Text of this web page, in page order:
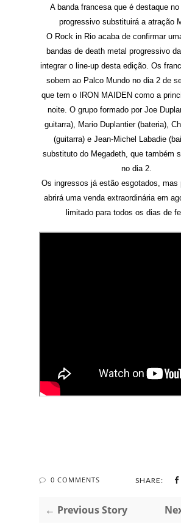
A banda francesa que é destaque no
progressivo substituirá a atração
O Rock in Rio acaba de confirmar
bandas de death metal progressivo
integrar o line-up desta edição. Os
sobem ao Palco Mundo no dia 2 de
que tem o IRON MAIDEN como a
noite. O grupo formado por Joe
guitarra), Mario Duplantier (bateria),
(guitarra) e Jean-Michel Labadie
substituto do Megadeth, que também
no dia 2.
Os ingressos já estão esgotados, mas
abrirá uma venda extraordinária em
limitado para todos os dias de
0 COMMENTS SHARE:
← Previous Story